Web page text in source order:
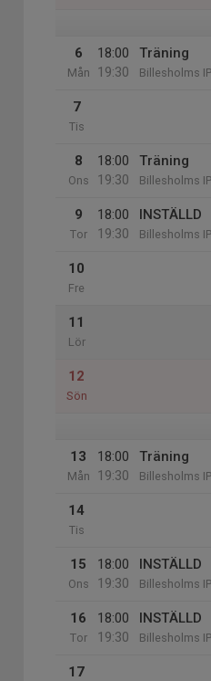
6
Mån
18:00
19:30
Träning
Billesholms IP
7
Tis
8
Ons
18:00
19:30
Träning
Billesholms IP
9
Tor
18:00
19:30
INSTÄLLD
Billesholms IP
10
Fre
11
Lör
12
Sön
13
Mån
18:00
19:30
Träning
Billesholms IP
14
Tis
15
Ons
18:00
19:30
INSTÄLLD
Billesholms IP
16
Tor
18:00
19:30
INSTÄLLD
Billesholms IP
17